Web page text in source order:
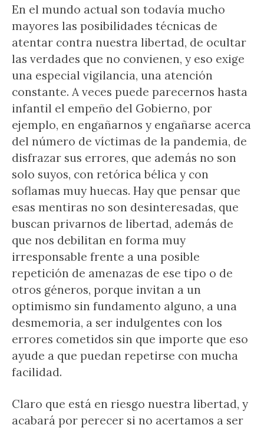
En el mundo actual son todavía mucho
mayores las posibilidades técnicas de
atentar contra nuestra libertad, de ocultar
las verdades que no convienen, y eso exige
una especial vigilancia, una atención
constante. A veces puede parecernos hasta
infantil el empeño del Gobierno, por
ejemplo, en engañarnos y engañarse acerca
del número de víctimas de la pandemia, de
disfrazar sus errores, que además no son
solo suyos, con retórica bélica y con
soflamas muy huecas. Hay que pensar que
esas mentiras no son desinteresadas, que
buscan privarnos de libertad, además de
que nos debilitan en forma muy
irresponsable frente a una posible
repetición de amenazas de ese tipo o de
otros géneros, porque invitan a un
optimismo sin fundamento alguno, a una
desmemoria, a ser indulgentes con los
errores cometidos sin que importe que eso
ayude a que puedan repetirse con mucha
facilidad.
Claro que está en riesgo nuestra libertad, y
acabará por perecer si no acertamos a ser